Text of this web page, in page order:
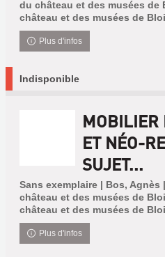
du château et des musées de
château et des musées de
Plus d'infos
Indisponible
MOBILIER
ET NÉO-
SUJET...
Sans exemplaire | Bos, Agnès
château et des musées de
château et des musées de
Plus d'infos